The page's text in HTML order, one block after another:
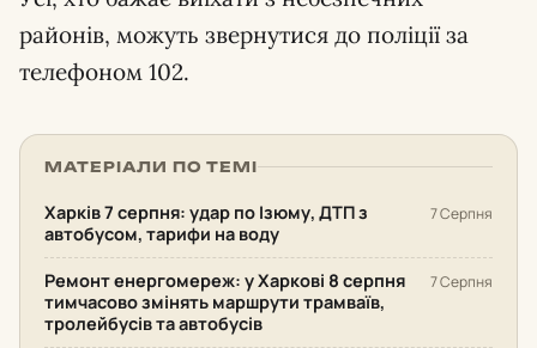
районів, можуть звернутися до поліції за
телефоном 102.
МАТЕРІАЛИ ПО ТЕМІ
Харків 7 серпня: удар по Ізюму, ДТП з
автобусом, тарифи на воду
7 Серпня
Ремонт енергомереж: у Харкові 8 серпня
тимчасово змінять маршрути трамваїв,
тролейбусів та автобусів
7 Серпня